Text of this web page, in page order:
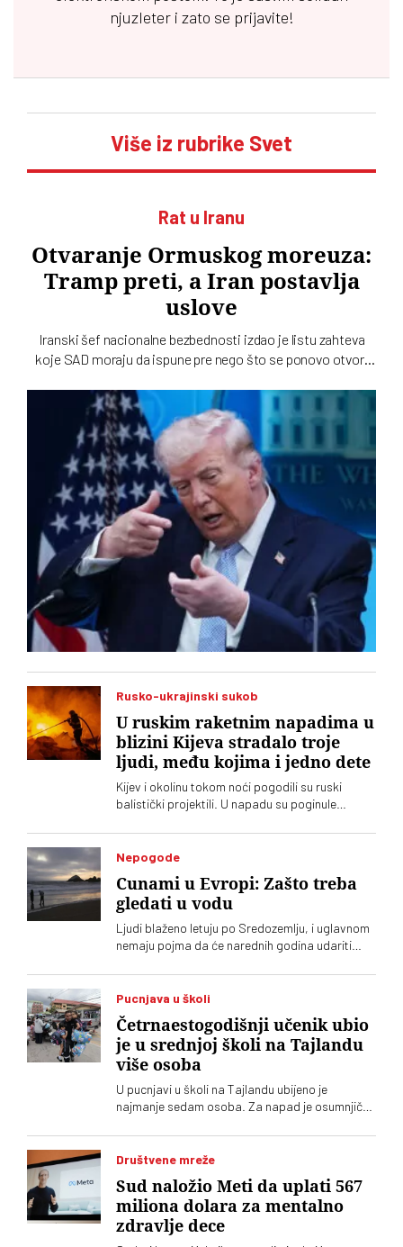
njuzleter i zato se prijavite!
Više iz rubrike Svet
Rat u Iranu
Otvaranje Ormuskog moreuza:
Tramp preti, a Iran postavlja
uslove
Iranski šef nacionalne bezbednosti izdao je listu zahteva
koje SAD moraju da ispune pre nego što se ponovo otvori
bombardovanje može prisiliti Iran da pristane na sporazum
pod njegovim uslovima, ali ne misle svi tako u Americi
Rusko-ukrajinski sukob
U ruskim raketnim napadima u
blizini Kijeva stradalo troje
ljudi, među kojima i jedno dete
Kijev i okolinu tokom noći pogodili su ruski
balistički projektili. U napadu su poginule
su tri osobe povređene
Nepogode
Cunami u Evropi: Zašto treba
gledati u vodu
Ljudi blaženo letuju po Sredozemlju, i uglavnom
nemaju pojma da će narednih godina udariti
životom
Pucnjava u školi
Četrnaestogodišnji učenik ubio
je u srednjoj školi na Tajlandu
više osoba
U pucnjavi u školi na Tajlandu ubijeno je
najmanje sedam osoba. Za napad je osumnjičen
Društvene mreže
Sud naložio Meti da uplati 567
miliona dolara za mentalno
zdravlje dece